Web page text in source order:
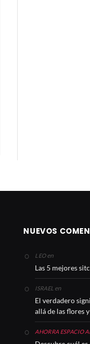
NUEVOS
LEOen
Las 5 mejores
ISRAEL en
El verdadero
allá de las flores
AHORRA ESPACIO